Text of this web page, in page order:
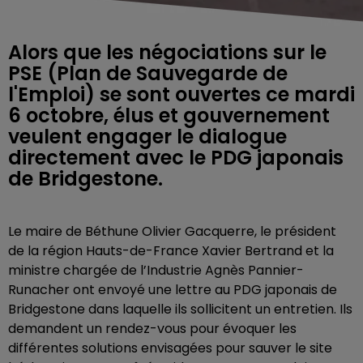
Alors que les négociations sur le
PSE (Plan de Sauvegarde de
l'Emploi) se sont ouvertes ce mardi
6 octobre, élus et gouvernement
veulent engager le dialogue
directement avec le PDG japonais
de Bridgestone.
Le maire de Béthune Olivier Gacquerre, le président
de la région Hauts-de-France Xavier Bertrand et la
ministre chargée de l’Industrie Agnès Pannier-
Runacher ont envoyé une lettre au PDG japonais de
Bridgestone dans laquelle ils sollicitent un entretien. Ils
demandent un rendez-vous pour évoquer les
différentes solutions envisagées pour sauver le site